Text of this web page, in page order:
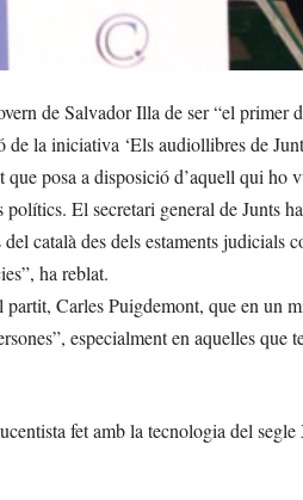
de Salvador Illa de ser “el primer
la iniciativa ‘Els audiollibres de
posa a disposició d’aquell qui ho
El secretari general de Junts
català des dels estaments judicials
ha reblat.
Carles Puigdemont, que en un
especialment en aquelles que
fet amb la tecnologia del